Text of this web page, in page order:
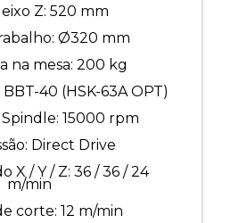
Z: 520 mm
Ø320 mm
na mesa: 200 kg
40 (HSK-63A OPT)
15000 rpm
Direct Drive
X / Y / Z: 36 / 36 / 24
m/min
corte: 12 m/min